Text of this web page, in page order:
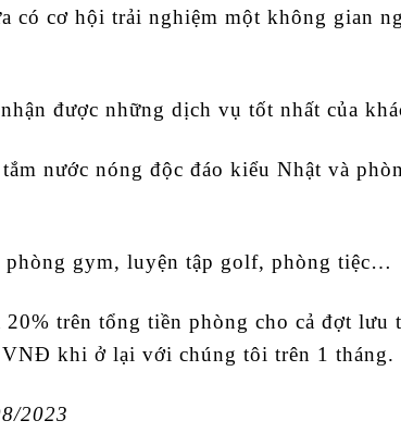
có cơ hội trải nghiệm một không gian
được những dịch vụ tốt nhất của
nước nóng độc đáo kiểu Nhật và
phòng gym, luyện tập golf, phòng tiệc…
20% trên tổng tiền phòng cho cả đợt lưu
khi ở lại với chúng tôi trên 1 tháng.
2023